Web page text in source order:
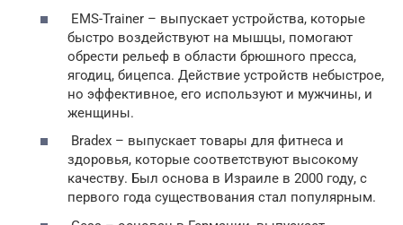
EMS-Trainer – выпускает устройства, которые
быстро воздействуют на мышцы, помогают
обрести рельеф в области брюшного пресса,
ягодиц, бицепса. Действие устройств небыстрое,
но эффективное, его используют и мужчины, и
женщины.
Bradex – выпускает товары для фитнеса и
здоровья, которые соответствуют высокому
качеству. Был основа в Израиле в 2000 году, с
первого года существования стал популярным.